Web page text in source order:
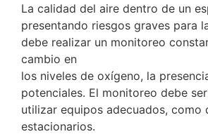
La calidad del aire dentro de un
presentando riesgos graves para
debe realizar un monitoreo
cambio en
los niveles de oxígeno, la
potenciales. El monitoreo debe
utilizar equipos adecuados,
estacionarios.